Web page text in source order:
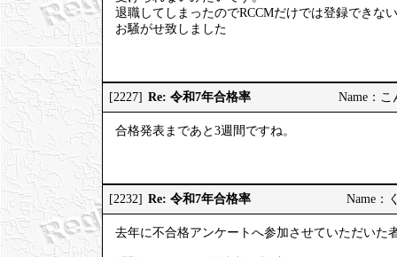
退職してしまったのでRCCMだけでは登録できな
お騒がせ致しました
[2227] Re: 令和7年合格率 Name：
合格発表まであと3週間ですね。
[2232] Re: 令和7年合格率 Name：
去年に不合格アンケートへ参加させていただいた